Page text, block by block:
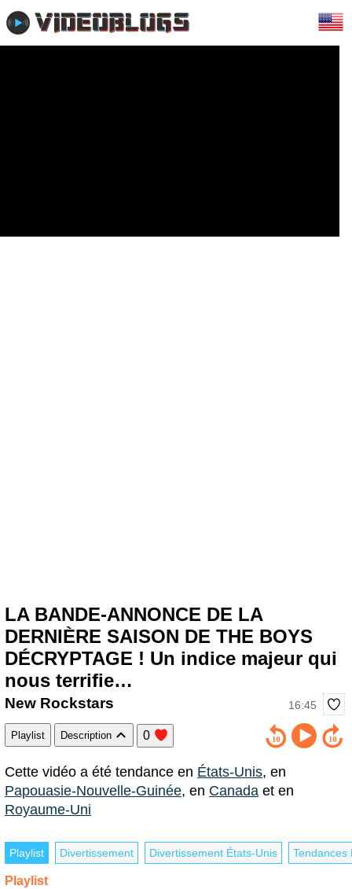
LA BANDE-ANNONCE DE LA
DERNIÈRE SAISON DE THE BOYS
DÉCRYPTAGE ! Un indice majeur qui
nous terrifie…
16:45
New Rockstars
Playlist Description 0
Cette vidéo a été tendance en États-Unis, en
Papouasie-Nouvelle-Guinée, en Canada et en
Royaume-Uni
Playlist Divertissement Divertissement États-Unis Tendances
Playlist